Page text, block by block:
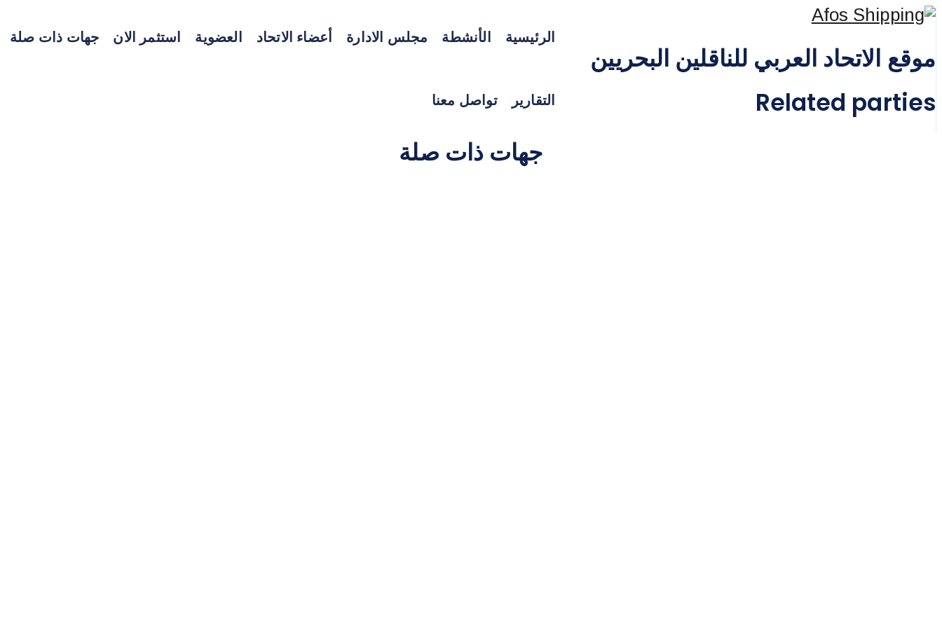
موقع الاتحاد العربي للناقلين البحريين
الرئيسية الأنشطة مجلس الادارة أعضاء الاتحاد العضوية استثمر الان جهات ذات صلة
التقارير تواصل معنا
Related parties
جهات ذات صلة